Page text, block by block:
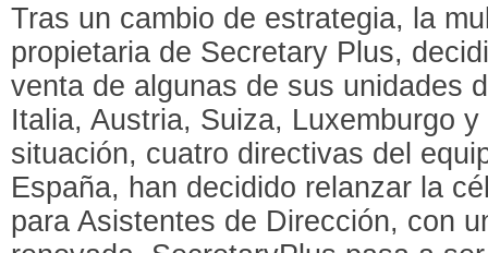
Tras un cambio de estrategia, la
propietaria de Secretary Plus,
venta de algunas de sus unidades
Italia, Austria, Suiza, Luxemburgo
situación, cuatro directivas del
España, han decidido relanzar la
para Asistentes de Dirección, con